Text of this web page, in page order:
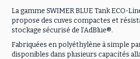
La gamme SWIMER BLUE Tank ECO-
propose des cuves compactes et
stockage sécurisé de l’AdBlue®.
Fabriquées en polyéthylène à simple
disponibles dans plusieurs capacités